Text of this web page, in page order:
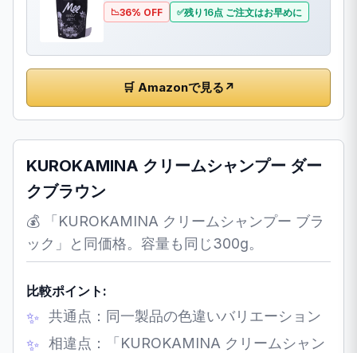
36% OFF
残り16点 ご注文はお早めに
🛒 Amazonで見る ↗
KUROKAMINA クリームシャンプー ダー
クブラウン
💰 「KUROKAMINA クリームシャンプー ブラ
ック」と同価格。容量も同じ300g。
比較ポイント:
共通点：同一製品の色違いバリエーション
相違点：「KUROKAMINA クリームシャン